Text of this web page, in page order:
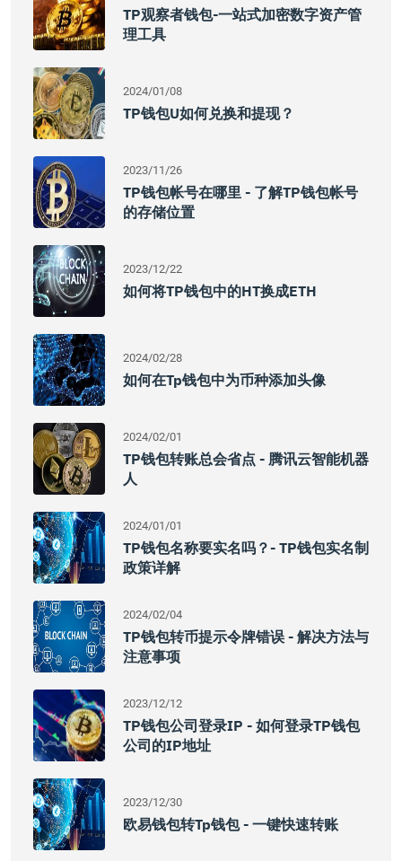
TP观察者钱包-一站式加密数字资产管
理工具
2024/01/08
TP钱包U如何兑换和提现？
2023/11/26
TP钱包帐号在哪里 - 了解TP钱包帐号
的存储位置
2023/12/22
如何将TP钱包中的HT换成ETH
2024/02/28
如何在tp钱包中为币种添加头像
2024/02/01
TP钱包转账总会省点 - 腾讯云智能机器
人
2024/01/01
TP钱包名称要实名吗？- TP钱包实名制
政策详解
2024/02/04
TP钱包转币提示令牌错误 - 解决方法与
注意事项
2023/12/12
TP钱包公司登录IP - 如何登录TP钱包
公司的IP地址
2023/12/30
欧易钱包转tp钱包 - 一键快速转账